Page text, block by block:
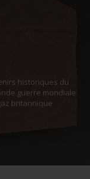
historiques du
guerre mondiale
britannique